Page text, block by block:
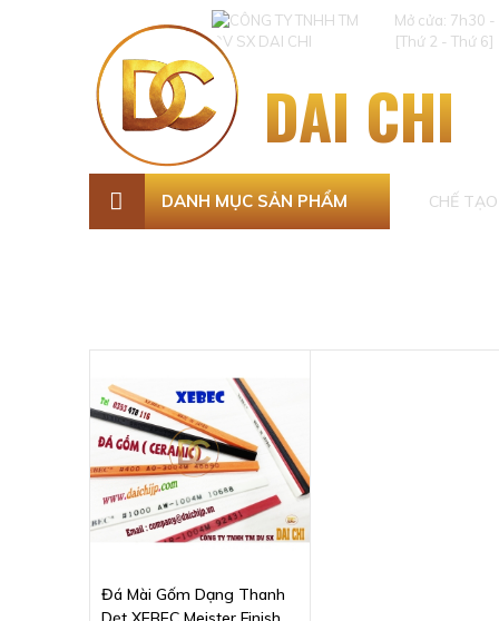
Mở cửa: 7h30
[Thứ 2 - Thứ 6]
DAI CHI
DANH MỤC SẢN PHẨM CHẾ
Đá Mài Gốm Dạng Thanh